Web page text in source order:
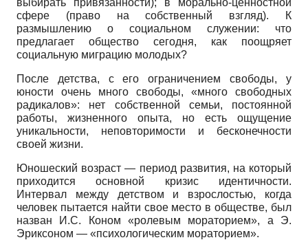
выбирать привязанности); в морально-ценностной
сфере (право на собственный взгляд). К
размышлению о социальном служении: что
предлагает общество сегодня, как поощряет
социальную миграцию молодых?
После детства, с его ограничением свободы, у
юности очень много свободы, «много свободных
радикалов»: нет собственной семьи, постоянной
работы, жизненного опыта, но есть ощущение
уникальности, неповторимости и бесконечности
своей жизни.
Юношеский возраст — период развития, на который
приходится основной кризис идентичности.
Интервал между детством и взрослостью, когда
человек пытается найти свое место в обществе, был
назван И.С. Коном «ролевым мораторием», а Э.
Эриксоном — «психологическим мораторием».